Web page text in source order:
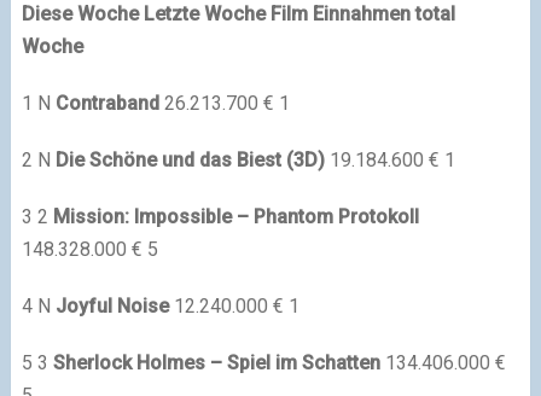
Diese Woche Letzte Woche Film Einnahmen total
Woche
1 N Contraband26.213.700 € 1
2 N Die Schöne und das Biest (3D)19.184.600 € 1
3 2 Mission: Impossible – Phantom Protokoll
148.328.000 € 5
4 N Joyful Noise12.240.000 € 1
5 3 Sherlock Holmes – Spiel im Schatten134.406.000 €